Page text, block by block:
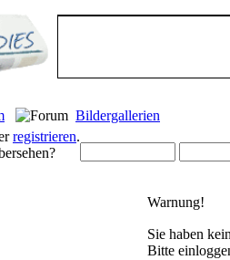
Bildergallerien
registrieren.
Warnung!
Sie haben
Bitte